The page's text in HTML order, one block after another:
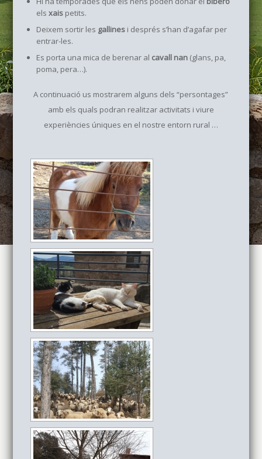
els xaispetits.
Deixem sortir les gallinesi després s’han d’agafar per
entrar-les.
Es porta una mica de berenar al cavall nan(glans, pa,
poma, pera…).
A continuació us mostrarem alguns dels “persontages”
amb els quals podran realitzar activitats i viure
experiències úniques en el nostre entorn rural …